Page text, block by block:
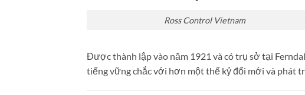
Ross Control Vietnam
Được thành lập vào năm 1921 và có trụ sở tại
tiếng vững chắc với hơn một thế kỷ đổi mới và phát